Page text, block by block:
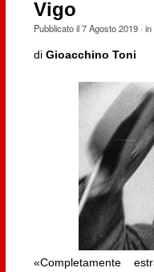
Vigo
Pubblicato il7 Agosto 2019· in
di Gioacchino Toni
«Completamente